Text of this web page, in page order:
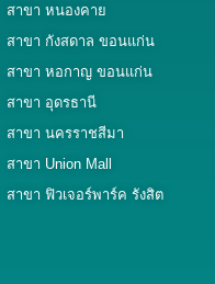
สาขา หนองคาย
สาขา กังสดาล ขอนแก่น
สาขา หอกาญ ขอนแก่น
สาขา อุดรธานี
สาขา นครราชสีมา
สาขา Union Mall
สาขา ฟิวเจอร์พาร์ค รังสิต